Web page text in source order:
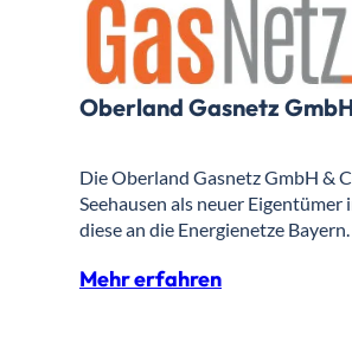
Oberland Gasnetz
Die Oberland Gasnetz GmbH &
Seehausen als neuer
diese an die Energienetze Bayern.
Mehr erfahren